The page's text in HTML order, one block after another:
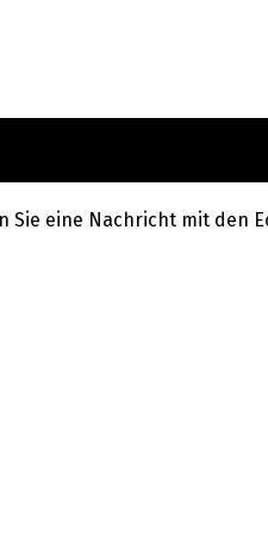
Sie eine Nachricht mit den